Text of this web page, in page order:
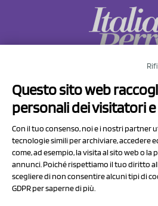
Via Prov.le Sassuolo
41057
P.I/C.F.
REA: MO
Capitale sociale Euro
Questo sito web
personali dei visitatori
Con il tuo consenso, noi e i nostri partner
tecnologie simili per archiviare, accedere
come, ad esempio, la visita al sito web o la
annunci. Poiché rispettiamo il tuo diritto
scegliere di non consentire alcuni tipi di
GDPR per saperne di più.